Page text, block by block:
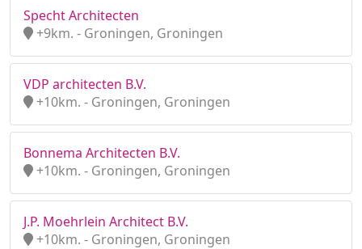
Specht Architecten
+9km. - Groningen, Groningen
VDP architecten B.V.
+10km. - Groningen, Groningen
Bonnema Architecten B.V.
+10km. - Groningen, Groningen
J.P. Moehrlein Architect B.V.
+10km. - Groningen, Groningen